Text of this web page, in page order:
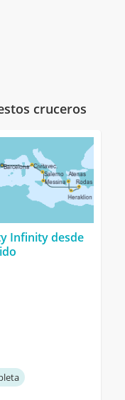
cruceros
Infinity desde